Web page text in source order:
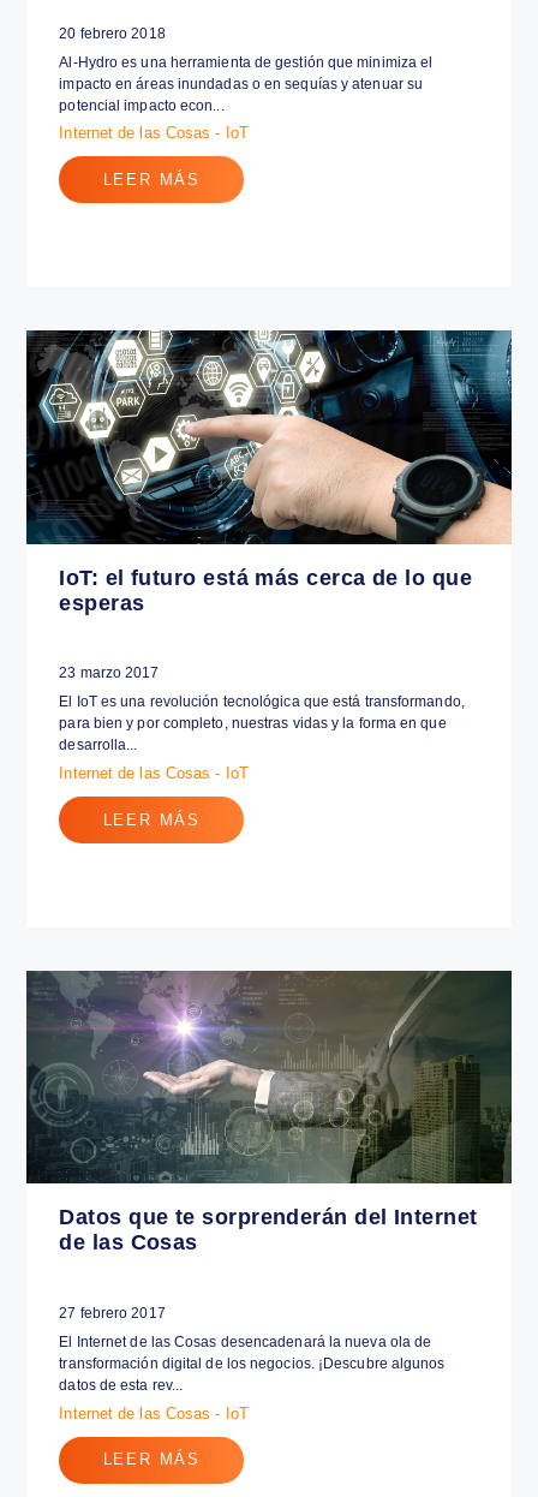
Al-Hydro: innovador sistema de alerta
y gestión hidrológico
impacto en áreas inundadas o en sequías y atenuar su
potencial impacto econ...
Internet de las Cosas - IoT
LEER MÁS
23 marzo 2017
El IoT es una revolución tecnológica que está transformando,
para bien y por completo, nuestras vidas y la forma en que
desarrolla...
Internet de las Cosas - IoT
LEER MÁS